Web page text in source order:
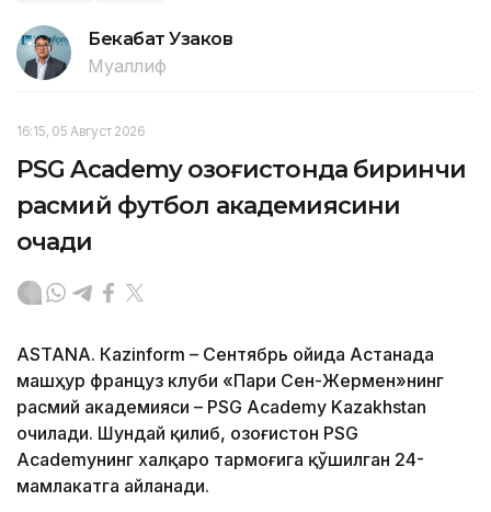
Бекабат Узаков
Муаллиф
16:15, 05 Август 2026
PSG Academy Қозоғистонда биринчи
расмий футбол академиясини
очади
ASTANА. Кazinform – Сентябрь ойида Астанада
машҳур француз клуби «Пари Сен-Жермен»нинг
расмий академияси – PSG Academy Kazakhstan
очилади. Шундай қилиб, Қозоғистон PSG
Academyнинг халқаро тармоғига қўшилган 24-
мамлакатга айланади.